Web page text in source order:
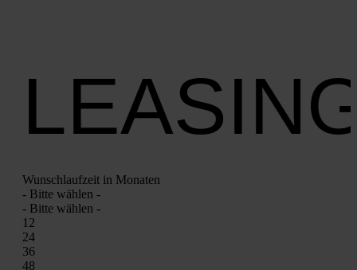
Wunsch­lauf­zeit in Mona­ten
- Bit­te wäh­len -
- Bit­te wäh­len -
12
24
36
48